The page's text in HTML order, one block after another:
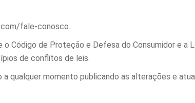
fale-conosco.
Código de Proteção e Defesa do Consumidor e a
de conflitos de leis.
qualquer momento publicando as alterações e